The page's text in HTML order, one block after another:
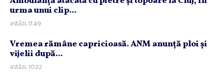
urma unui clip...
astăzi, 11:49
Vremea rămâne capricioasă. ANM anunţă ploi şi
vijelii după...
astăzi, 10:22